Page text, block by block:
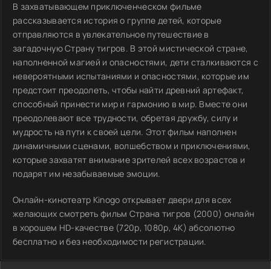
В захватывающем приключенческом фильме
рассказывается история о группе детей, которые
отправляются в увлекательное путешествие в
загадочную Страну тигров. В этой мистической стране,
наполненной магией и опасностями, дети сталкиваются с
невероятными испытаниями и опасностями, которые им
предстоит преодолеть, чтобы найти древний артефакт,
способный принести мир и гармонию в мир. Вместе они
преодолевают все трудности, обретая дружбу, силу и
мудрость на пути к своей цели. Этот фильм наполнен
динамичными сценами, волшебством и приключениями,
которые захватят внимание зрителей всех возрастов и
подарят им незабываемые эмоции.
Онлайн-кинотеатр Kinogo открывает двери для всех
желающих смотреть фильм Страна тигров (2000) онлайн
в хорошем HD-качестве (720p, 1080p, 4K) абсолютно
бесплатно и без необходимости регистрации.